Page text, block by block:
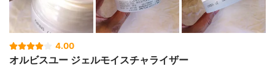
4.00
オルビスユー ジェルモイスチャライザー